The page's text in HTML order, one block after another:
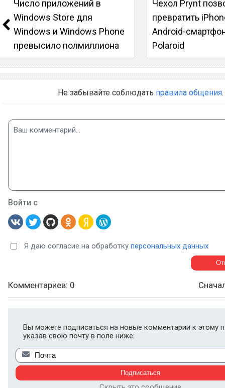
Число приложений в
Windows Store для
Windows и Windows Phone
превысило полмиллиона
Чехол Prynt
превратить
Android-
Polaroid
Не забывайте соблюдать правила общения.
Войти с
Я даю согласие на обработку персональных данных
Комментариев: 0
Вы можете подписаться на новые комментарии к этому
указав свою почту в поле ниже: